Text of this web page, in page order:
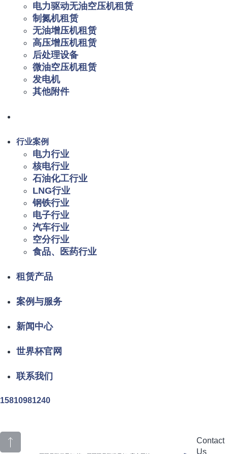
Contact
Us
电力驱动无油空压机租赁
制氮机租赁
无油增压机租赁
高压增压机租赁
后处理设备
微油空压机租赁
发电机
其他附件
行业案例
电力行业
核电行业
石油化工行业
LNG行业
钢铁行业
电子行业
汽车行业
空分行业
食品、医药行业
租赁产品
案例与服务
新闻中心
世界杯官网
联系我们
15810981240